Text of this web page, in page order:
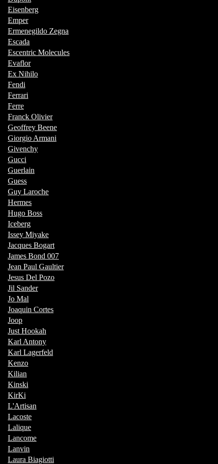
Eisenberg
Emper
Ermenegildo Zegna
Escada
Escentric Molecules
Evaflor
Ex Nihilo
Fendi
Ferrari
Ferre
Franck Olivier
Geoffrey Beene
Giorgio Armani
Givenchy
Gucci
Guerlain
Guess
Guy Laroche
Hermes
Hugo Boss
Iceberg
Issey Miyake
Jacques Bogart
James Bond 007
Jean Paul Gaultier
Jesus Del Pozo
Jil Sander
Jo Mal
Joaquin Cortes
Joop
Just Hookah
Karl Antony
Karl Lagerfeld
Kenzo
Kilian
Kinski
KirKi
L'Artisan
Lacoste
Lalique
Lancome
Lanvin
Laura Biagiotti